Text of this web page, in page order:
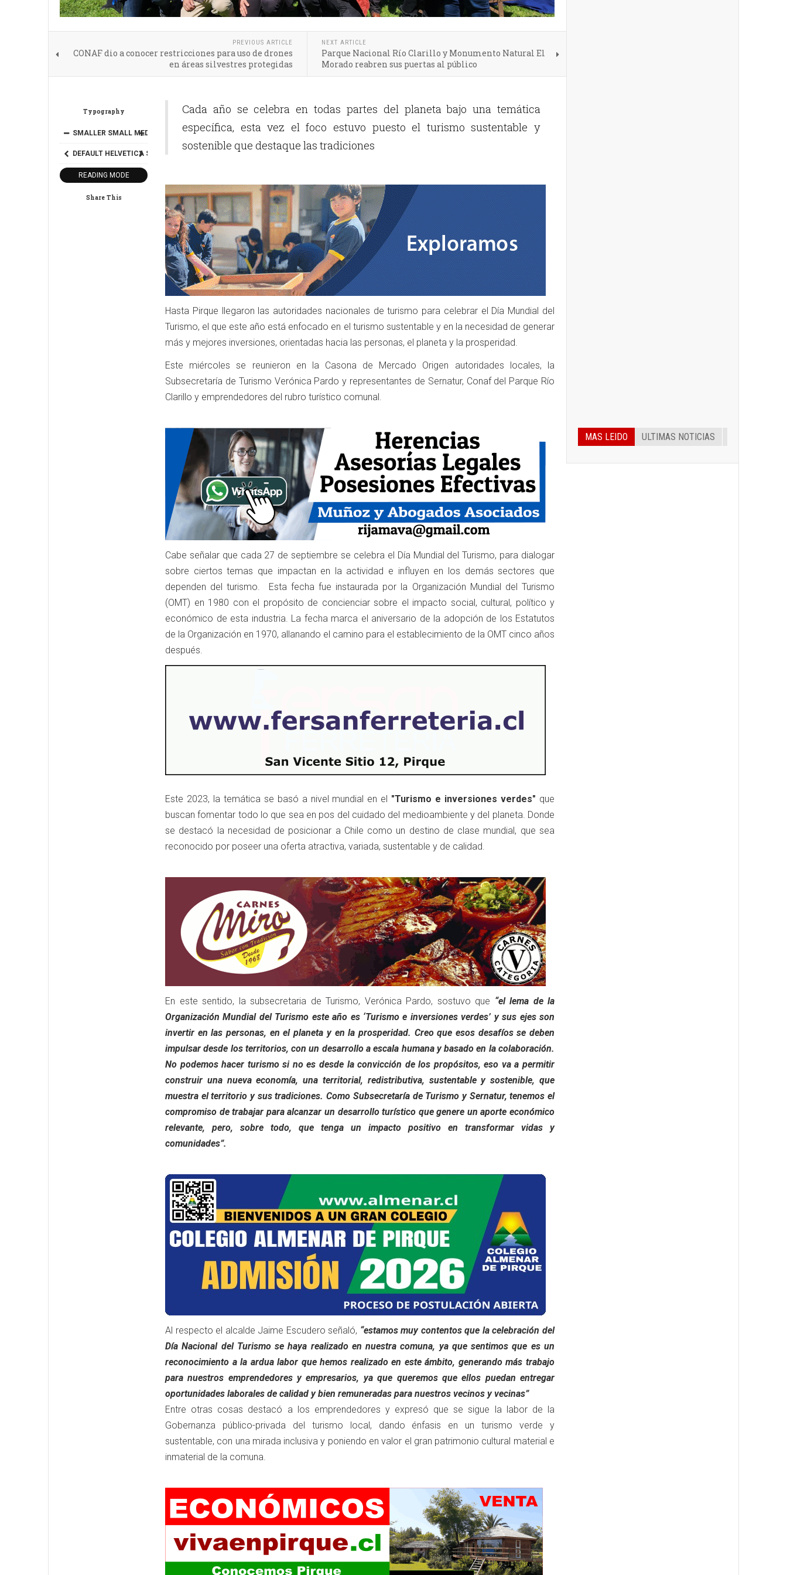
PREVIOUS ARTICLE
CONAF dio a conocer restricciones para uso de drones
en áreas silvestres protegidas
NEXT ARTICLE
Parque Nacional Río Clarillo y Monumento Natural El
Morado reabren sus puertas al público
Typography
SMALLER SMALL MEDIUM BIGGER
DEFAULT HELVETICA SEGOE
READING MODE
Share This
Cada año se celebra en todas partes del planeta bajo una temática
específica, esta vez el foco estuvo puesto el turismo sustentable y
sostenible que destaque las tradiciones
Hasta Pirque llegaron las autoridades nacionales de turismo para celebrar el Día Mundial del
Turismo, el que este año está enfocado en el turismo sustentable y en la necesidad de generar
más y mejores inversiones, orientadas hacia las personas, el planeta y la prosperidad.
Este miércoles se reunieron en la Casona de Mercado Origen autoridades locales, la
Subsecretaría de Turismo Verónica Pardo y representantes de Sernatur, Conaf del Parque Río
Clarillo y emprendedores del rubro turístico comunal.
Cabe señalar que cada 27 de septiembre se celebra el Día Mundial del Turismo, para dialogar
sobre ciertos temas que impactan en la actividad e influyen en los demás sectores que
dependen del turismo. Esta fecha fue instaurada por la Organización Mundial del Turismo
(OMT) en 1980 con el propósito de concienciar sobre el impacto social, cultural, político y
económico de esta industria. La fecha marca el aniversario de la adopción de los Estatutos
de la Organización en 1970, allanando el camino para el establecimiento de la OMT cinco años
después.
Este 2023, la temática se basó a nivel mundial en el "Turismo e inversiones verdes" que
buscan fomentar todo lo que sea en pos del cuidado del medioambiente y del planeta. Donde
se destacó la necesidad de posicionar a Chile como un destino de clase mundial, que sea
reconocido por poseer una oferta atractiva, variada, sustentable y de calidad.
En este sentido, la subsecretaria de Turismo, Verónica Pardo, sostuvo que “el lema de la
Organización Mundial del Turismo este año es ‘Turismo e inversiones verdes’ y sus ejes son
invertir en las personas, en el planeta y en la prosperidad. Creo que esos desafíos se deben
impulsar desde los territorios, con un desarrollo a escala humana y basado en la colaboración.
No podemos hacer turismo si no es desde la convicción de los propósitos, eso va a permitir
construir una nueva economía, una territorial, redistributiva, sustentable y sostenible, que
muestra el territorio y sus tradiciones. Como Subsecretaría de Turismo y Sernatur, tenemos el
compromiso de trabajar para alcanzar un desarrollo turístico que genere un aporte económico
relevante, pero, sobre todo, que tenga un impacto positivo en transformar vidas y
comunidades”.
Al respecto el alcalde Jaime Escudero señaló, “estamos muy contentos que la celebración del
Día Nacional del Turismo se haya realizado en nuestra comuna, ya que sentimos que es un
reconocimiento a la ardua labor que hemos realizado en este ámbito, generando más trabajo
para nuestros emprendedores y empresarios, ya que queremos que ellos puedan entregar
oportunidades laborales de calidad y bien remuneradas para nuestros vecinos y vecinas”
Entre otras cosas destacó a los emprendedores y expresó que se sigue la labor de la
Gobernanza público-privada del turismo local, dando énfasis en un turismo verde y
sustentable, con una mirada inclusiva y poniendo en valor el gran patrimonio cultural material e
inmaterial de la comuna.
MAS LEIDO ULTIMAS NOTICIAS